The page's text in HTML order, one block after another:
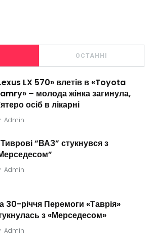
ОСТАННІ
LX 570» влетів в «Toyota
– молода жінка загинула,
осіб в лікарні
Admin
“ВАЗ” стукнувся з
Admin
30-річчя Перемоги «Таврія»
з «Мерседесом»
Admin